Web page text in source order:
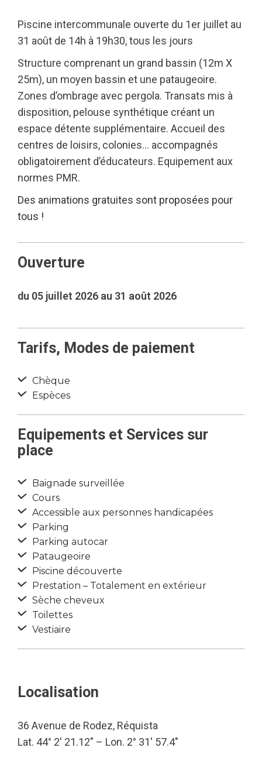
Piscine intercommunale ouverte du 1er juillet au
31 août de 14h à 19h30, tous les jours
Structure comprenant un grand bassin (12m X
25m), un moyen bassin et une pataugeoire.
Zones d’ombrage avec pergola. Transats mis à
disposition, pelouse synthétique créant un
espace détente supplémentaire. Accueil des
centres de loisirs, colonies… accompagnés
obligatoirement d’éducateurs. Equipement aux
normes PMR.
Des animations gratuites sont proposées pour
tous !
Ouverture
du 05 juillet 2026 au 31 août 2026
Tarifs, Modes de paiement
Chèque
Espèces
Equipements et Services sur
place
Baignade surveillée
Cours
Accessible aux personnes handicapées
Parking
Parking autocar
Pataugeoire
Piscine découverte
Prestation – Totalement en extérieur
Sèche cheveux
Toilettes
Vestiaire
Localisation
36 Avenue de Rodez, Réquista
Lat. 44° 2′ 21.12″ – Lon. 2° 31′ 57.4″